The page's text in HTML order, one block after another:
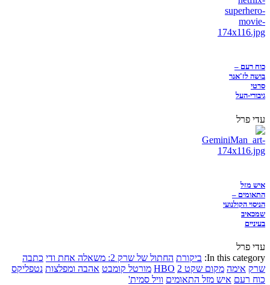
כוח רעם –
בושה לז'אנר
סרטי
גיבורי-העל
עדי פרל
איש מזל
התאומים –
הניסוי הקולנועי
שמכאיב
בעיניים
עדי פרל
In this category: ביקורת החתול של שרק 2: משאלה אחת ודי
כתבה
שרק אימה מקום שקט 2 HBO מורטל קומבט אהבה ומפלצות נטפליקס
כוח רעם איש מזל התאומים וויל סמית'